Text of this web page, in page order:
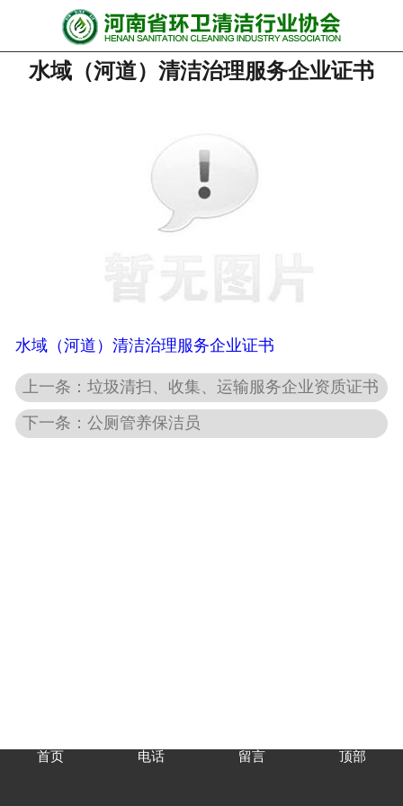
网站首页
协会动态
党政要闻
联系我们
水域（河道）清洁治理服务企业证书
水域（河道）清洁治理服务企业证书
上一条：垃圾清扫、收集、运输服务企业资质证书
下一条：公厕管养保洁员
首页 电话 留言 顶部